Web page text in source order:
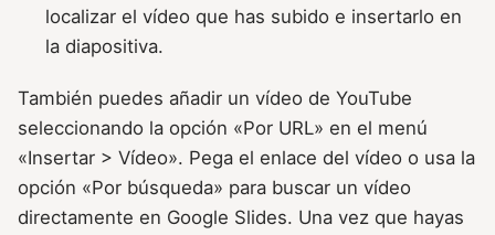
localizar el vídeo que has subido e insertarlo en
la diapositiva.
También puedes añadir un vídeo de YouTube
seleccionando la opción «Por URL» en el menú
«Insertar > Vídeo». Pega el enlace del vídeo o usa la
opción «Por búsqueda» para buscar un vídeo
directamente en Google Slides. Una vez que hayas